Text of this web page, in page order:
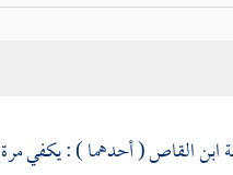
ابن القاص( أحدهما ) : يكفي مرة